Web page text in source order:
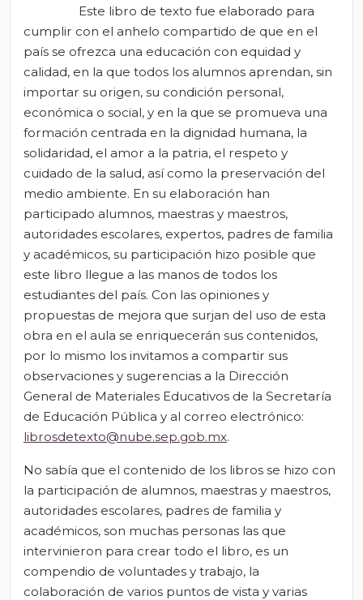
Este libro de texto fue elaborado para
cumplir con el anhelo compartido de que en el
país se ofrezca una educación con equidad y
calidad, en la que todos los alumnos aprendan, sin
importar su origen, su condición personal,
económica o social, y en la que se promueva una
formación centrada en la dignidad humana, la
solidaridad, el amor a la patria, el respeto y
cuidado de la salud, así como la preservación del
medio ambiente. En su elaboración han
participado alumnos, maestras y maestros,
autoridades escolares, expertos, padres de familia
y académicos, su participación hizo posible que
este libro llegue a las manos de todos los
estudiantes del país. Con las opiniones y
propuestas de mejora que surjan del uso de esta
obra en el aula se enriquecerán sus contenidos,
por lo mismo los invitamos a compartir sus
observaciones y sugerencias a la Dirección
General de Materiales Educativos de la Secretaría
de Educación Pública y al correo electrónico:
librosdetexto@nube.sep.gob.mx.
No sabía que el contenido de los libros se hizo con
la participación de alumnos, maestras y maestros,
autoridades escolares, padres de familia y
académicos, son muchas personas las que
intervinieron para crear todo el libro, es un
compendio de voluntades y trabajo, la
colaboración de varios puntos de vista y varias